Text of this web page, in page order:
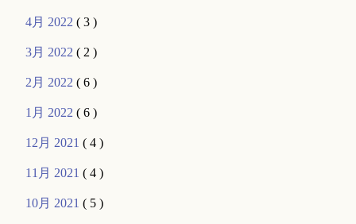
4月 2022( 3 )
3月 2022( 2 )
2月 2022( 6 )
1月 2022( 6 )
12月 2021( 4 )
11月 2021( 4 )
10月 2021( 5 )